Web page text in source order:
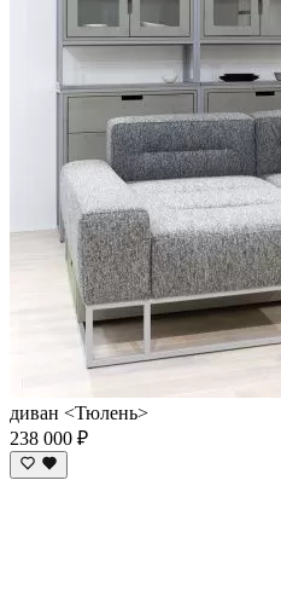
диван <Тюлень>
238 000 ₽